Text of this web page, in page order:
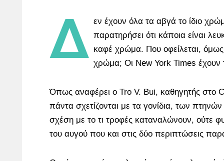
Δ εν έχουν όλα τα αβγά το ίδιο
παρατηρήσει ότι κάποια είναι
καφέ χρώμα. Που οφείλεται,
χρώμα; Οι New York Times έχουν
Όπως αναφέρει ο Tro V. Bui, καθηγητής στο
πάντα σχετίζονται με τα γονίδια, των πτηνών
σχέση με το τι τροφές καταναλώνουν, ούτε
του αυγού που και στις δύο περιπτώσεις